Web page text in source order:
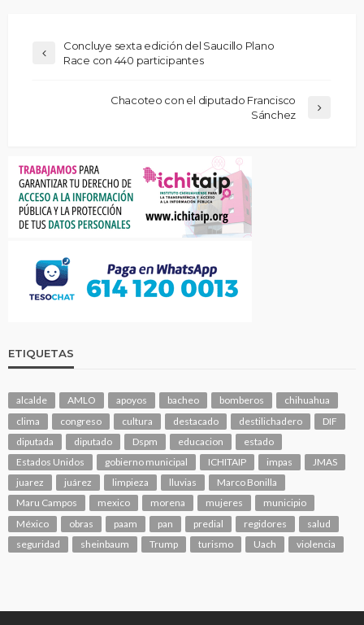
Concluye sexta edición del Saucillo Plano
Race con 440 participantes
Chacoteo con el diputado Francisco
Sánchez
ETIQUETAS
alcalde AMLO apoyos bacheo bomberos
chihuahua
clima
congreso cultura destacado destilichadero
DIF
diputada
diputado Dspm educacion
estado
Estados Unidos
gobierno municipal ICHITAIP impas
JMAS
juarez
juárez limpieza lluvias
Marco Bonilla
Maru Campos
mexico morena mujeres
municipio
México
obras paam pan predial regidores
salud
seguridad
sheinbaum Trump turismo Uach violencia